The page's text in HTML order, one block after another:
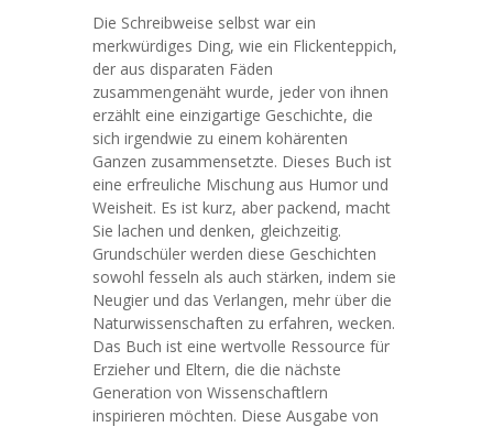
Die Schreibweise selbst war ein
merkwürdiges Ding, wie ein Flickenteppich,
der aus disparaten Fäden
zusammengenäht wurde, jeder von ihnen
erzählt eine einzigartige Geschichte, die
sich irgendwie zu einem kohärenten
Ganzen zusammensetzte. Dieses Buch ist
eine erfreuliche Mischung aus Humor und
Weisheit. Es ist kurz, aber packend, macht
Sie lachen und denken, gleichzeitig.
Grundschüler werden diese Geschichten
sowohl fesseln als auch stärken, indem sie
Neugier und das Verlangen, mehr über die
Naturwissenschaften zu erfahren, wecken.
Das Buch ist eine wertvolle Ressource für
Erzieher und Eltern, die die nächste
Generation von Wissenschaftlern
inspirieren möchten. Diese Ausgabe von